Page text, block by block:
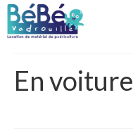
En voiture